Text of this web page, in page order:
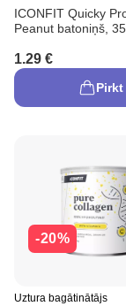
ICONFIT Quicky
Peanut batoniņš,
1.29 €
Pirkt
-20%
Uztura bagātinātājs